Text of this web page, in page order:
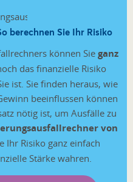
berechnen Sie Ihr Risiko
können Sie ganz
das finanzielle Risiko
ist. Sie finden heraus, wie
beeinflussen können
nötig ist, um Ausfälle zu
von
Ihr Risiko ganz einfach
Stärke wahren.